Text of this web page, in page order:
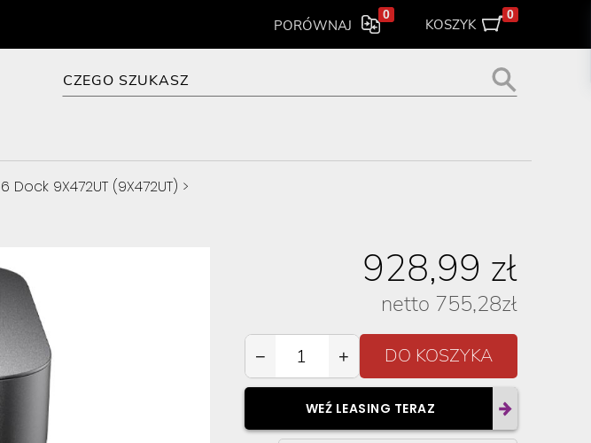
PORÓWNAJ
0
KOSZYK
0
Dock 9X472UT (9X472UT) >
928,99 zł
netto 755,28zł
− +
WEŹ LEASING TERAZ